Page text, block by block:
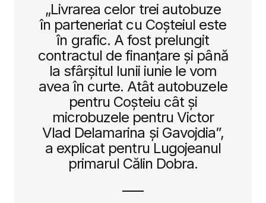
„Livrarea celor trei autobuze
în parteneriat cu Coșteiul este
în grafic. A fost prelungit
contractul de finanțare și până
la sfârșitul lunii iunie le vom
avea în curte. Atât autobuzele
pentru Coșteiu cât și
microbuzele pentru Victor
Vlad Delamarina și Gavojdia”,
a explicat pentru Lugojeanul
primarul Călin Dobra.